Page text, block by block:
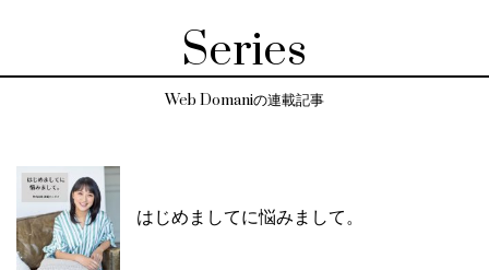
Series
Web Domaniの連載記事
はじめましてに悩みまして。